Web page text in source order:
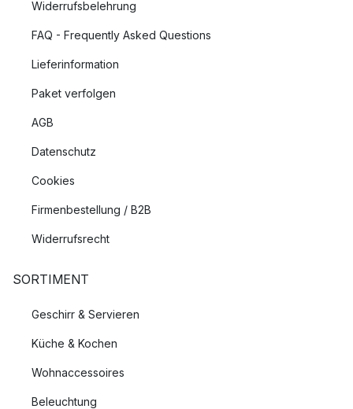
Widerrufsbelehrung
FAQ - Frequently Asked Questions
Lieferinformation
Paket verfolgen
AGB
Datenschutz
Cookies
Firmenbestellung / B2B
Widerrufsrecht
SORTIMENT
Geschirr & Servieren
Küche & Kochen
Wohnaccessoires
Beleuchtung